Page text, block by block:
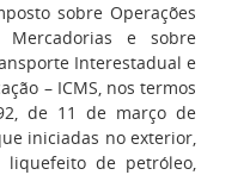
sobre Operações
Mercadorias e sobre
Interestadual e
– ICMS, nos termos
de 11 de março de
iniciadas no exterior,
liquefeito de petróleo,